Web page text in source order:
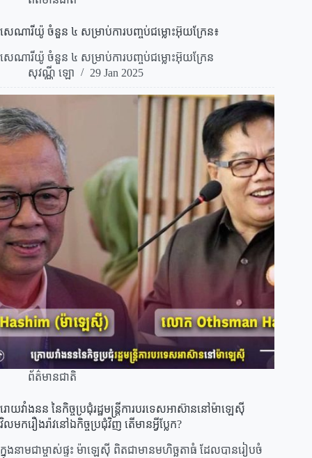
សេណារីយ៉ូ ចំនួន​ ៤ សម្រាប់ការបញ្ចប់ជម្លោះអ៊ុយក្រែន៖
សេណារីយ៉ូ ចំនួន​ ៤ សម្រាប់ការបញ្ចប់ជម្លោះអ៊ុយក្រែន
សុវណ្ណី ឡោ
29 Jan 2025
ព័ត៌មានជាតិ
រោយវាំងនន នៃកិច្ចប្រជុំរដ្ឋមន្រ្តីការបរទេសអាស៊ាននៅម៉ាឡេស៊ី
វិលមករឿងរ៉ាវនៅឯកិច្ចប្រជុំវិញ តើមានអ្វីប្លែក?
ក្នុងនាមជាម្ចាស់ផ្ទះ ម៉ាឡេស៊ី ពិតជាមានមហិច្ឆតាធំ ដែលបានរៀបចំ